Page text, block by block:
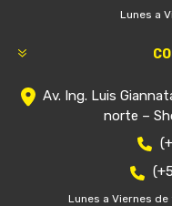
Lunes a
Av. Ing. Luis
norte –
Lunes a Viernes de